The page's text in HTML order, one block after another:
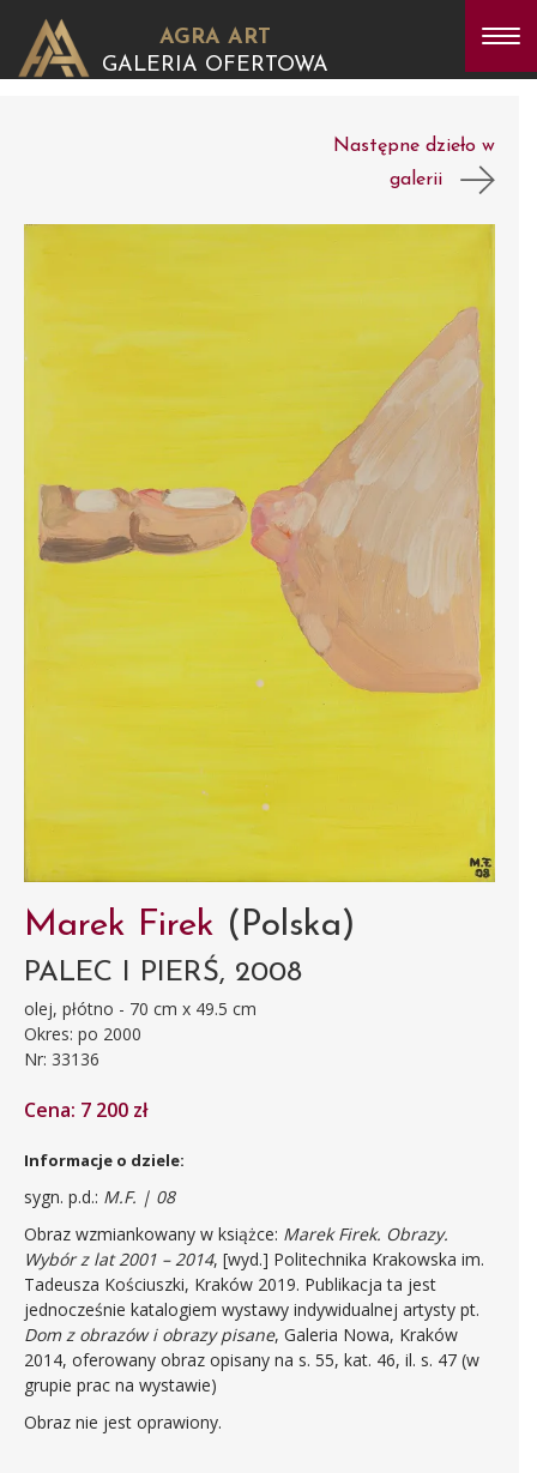
AGRA ART
GALERIA OFERTOWA
Następne dzieło w
galerii
Marek Firek (Polska)
PALEC I PIERŚ, 2008
olej, płótno - 70 cm x 49.5 cm
Okres: po 2000
Nr: 33136
Cena: 7 200 zł
Informacje o dziele:
sygn. p.d.: M.F. | 08
Obraz wzmiankowany w książce: Marek Firek. Obrazy.
Wybór z lat 2001 – 2014, [wyd.] Politechnika Krakowska im.
Tadeusza Kościuszki, Kraków 2019. Publikacja ta jest
jednocześnie katalogiem wystawy indywidualnej artysty pt.
Dom z obrazów i obrazy pisane, Galeria Nowa, Kraków
2014, oferowany obraz opisany na s. 55, kat. 46, il. s. 47 (w
grupie prac na wystawie)
Obraz nie jest oprawiony.